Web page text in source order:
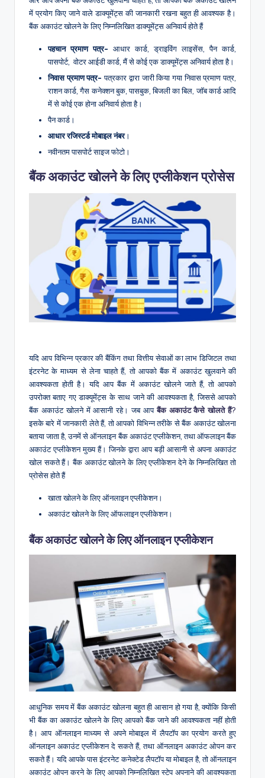
में प्रयोग किए जाने वाले डाक्यूमेंट्स की जानकारी रखना बहुत ही आवश्यक है।
बैंक अकाउंट खोलने के लिए निम्नलिखित डाक्यूमेंट्स अनिवार्य होते हैं
पहचान प्रमाण पत्र- आधार कार्ड, ड्राइविंग लाइसेंस, पैन कार्ड,
पासपोर्ट, वोटर आईडी कार्ड, मैं से कोई एक डाक्यूमेंट्स अनिवार्य होता है।
निवास प्रमाण पत्र-पत्रकार द्वारा जारी किया गया निवास प्रमाण पत्र,
राशन कार्ड, गैस कनेक्शन बुक, पासबुक, बिजली का बिल, जॉब कार्ड आदि
में से कोई एक होना अनिवार्य होता है।
पैन कार्ड।
आधार रजिस्टर्ड मोबाइल नंबर।
नवीनतम पासपोर्ट साइज फोटो।
बैंक अकाउंट खोलने के लिए एप्लीकेशन प्रोसेस
यदि आप विभिन्न प्रकार की बैंकिंग तथा वित्तीय सेवाओं का लाभ डिजिटल तथा
इंटरनेट के माध्यम से लेना चाहते हैं, तो आपको बैंक में अकाउंट खुलवाने की
आवश्यकता होती है। यदि आप बैंक में अकाउंट खोलने जाते हैं, तो आपको
उपरोक्त बताए गए डाक्यूमेंट्स के साथ जाने की आवश्यकता है, जिससे आपको
बैंक अकाउंट खोलने में आसानी रहे। जब आपबैंक अकाउंट कैसे खोलते हैं?
इसके बारे में जानकारी लेते हैं, तो आपको विभिन्न तरीके से बैंक अकाउंट खोलना
बताया जाता है, उनमें से ऑनलाइन बैंक अकाउंट एप्लीकेशन, तथा ऑफलाइन बैंक
अकाउंट एप्लीकेशन मुख्य हैं। जिनके द्वारा आप बड़ी आसानी से अपना अकाउंट
खोल सकते हैं। बैंक अकाउंट खोलने के लिए एप्लीकेशन देने के निम्नलिखित तो
प्रोसेस होते हैं
खाता खोलने के लिए ऑनलाइन एप्लीकेशन।
अकाउंट खोलने के लिए ऑफलाइन एप्लीकेशन।
बैंक अकाउंट खोलने के लिए ऑनलाइन एप्लीकेशन
आधुनिक समय में बैंक अकाउंट खोलना बहुत ही आसान हो गया है, क्योंकि किसी
भी बैंक का अकाउंट खोलने के लिए आपको बैंक जाने की आवश्यकता नहीं होती
है। आप ऑनलाइन माध्यम से अपने मोबाइल में लैपटॉप का प्रयोग करते हुए
ऑनलाइन अकाउंट एप्लीकेशन दे सकते हैं, तथा ऑनलाइन अकाउंट ओपन कर
सकते हैं। यदि आपके पास इंटरनेट कनेक्टेड लैपटॉप या मोबाइल है, तो ऑनलाइन
अकाउंट ओपन करने के लिए आपको निम्नलिखित स्टेप अपनाने की आवश्यकता